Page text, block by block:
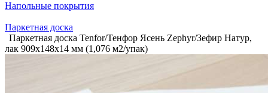
Напольные покрытия
Паркетная доска
Паркетная доска Tenfor/Тенфор Ясень Zephyr/Зефир Натур,
лак 909х148х14 мм (1,076 м2/упак)